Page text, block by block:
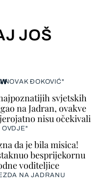
JOŠ
NOVAK ĐOKOVIĆ"
svjetskih
na Jadran, ovakve
nisu očekivali
da je bila misica!
besprijekornu
voditeljice
NA JADRANU